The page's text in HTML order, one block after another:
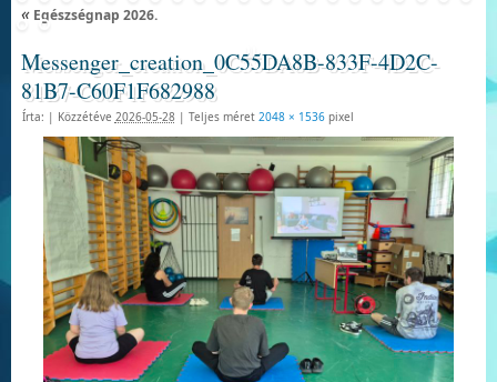
«Egészségnap 2026.
Messenger_creation_0C55DA8B-833F-4D2C-
81B7-C60F1F682988
Írta: | Közzétéve 2026-05-28 | Teljes méret 2048 × 1536pixel